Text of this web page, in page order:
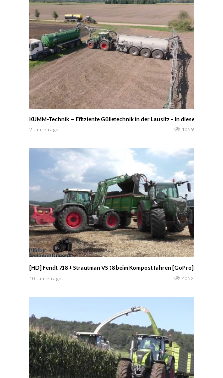
KUMM-Technik — Effiziente Gülletechnik in der Lausitz – In diesem
2 Jahren ago 1059
[HD] Fendt 718 + Strautman VS 18 beim Kompost fahren [GoPro] —
10 Jahren ago 4052